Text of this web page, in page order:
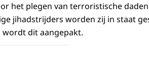
het plegen van terroristische
jihadstrijders worden zij in staat
wordt dit aangepakt.